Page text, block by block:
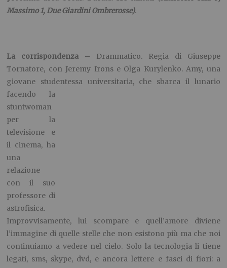
professore di astrofisica. Improvvisamente, lui scompare e
fasci di fiori: a raccontarci la speranza dell’eternità di un
amore. Durata 116 minuti.(Ambrosio sala 2, Eliseo sala
grande, Reposi, Romano sala 1, Space, Uci)
Creed – Nato per combattere –
Coogler, con Sylvester Stallone e Michael B. Jordan. La storia
desideroso di salire sul ring come suo padre. Raggiungerà
Philadelfia per cercare quel Rocky Balboa prima rivale e poi
grande amico di suo padre e convincerlo a diventare il suo
allenatore. Gran bel ritratto di Stallone, che già s’è
accaparrato il Golden Globe e forse spera pure in un
prossimo Oscar. Durata 132 minuti.
(Massaua, Ideal, Reposi,